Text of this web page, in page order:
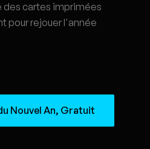
cartes imprimées
pour rejouer l'année
Nouvel An, Gratuit